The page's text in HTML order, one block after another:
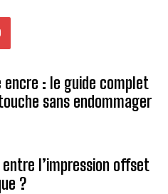
encre : le guide complet
sans endommager
l’impression offset
?